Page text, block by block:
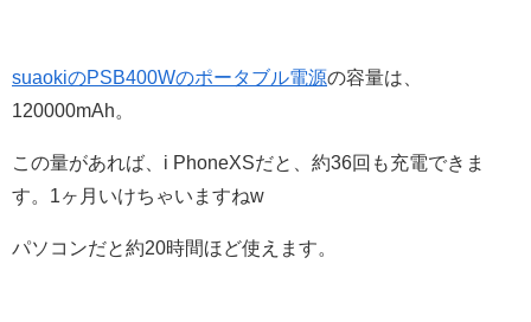
suaokiのPSB400Wのポータブル電源の容量は、
120000mAh。
この量があれば、i PhoneXSだと、約36回も充電できま
す。1ヶ月いけちゃいますねw
パソコンだと約20時間ほど使えます。